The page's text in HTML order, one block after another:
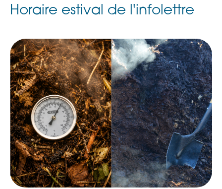
Horaire estival de l'infolettre